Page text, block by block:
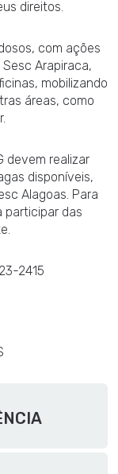
direitos.
com ações
Arapiraca,
mobilizando
áreas, como
devem realizar
disponíveis,
Alagoas. Para
participar das
2415